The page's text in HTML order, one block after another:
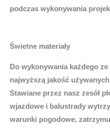
podczas wykonywania
Świetne materiały
Do wykonywania każdego
najwyższą jakość
Stawiane przez nasz zesół
wjazdowe i balustrady
warunki pogodowe,